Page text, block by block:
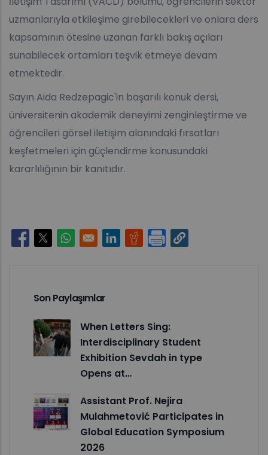
uzmanlarıyla etkileşime girebilecekleri ve onlara ders
kapsamının ötesine uzanan farklı bakış açıları
sunabilecek ortamları teşvik etmeye devam
etmektedir.
Sayın Aida Redzepagic'in başarılı konuk dersi,
üniversitenin akademik deneyimi zenginleştirme ve
öğrencileri görsel iletişim alanındaki fırsatları
keşfetmeleri için güçlendirme konusundaki
kararlılığının bir kanıtıdır.
Opens in a new window
Opens in a new window
Opens in a new window
Opens in a new window
Opens in a new window
Son Paylaşımlar
When Letters Sing:
Interdisciplinary Student
Exhibition Sevdah in type
Opens at…
Assistant Prof. Nejira
Mulahmetović Participates in
Global Education Symposium
2026